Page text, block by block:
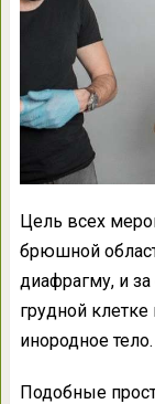
Цель всех
брюшной
диафрагму, и
грудной
инородное тело.
Подобные